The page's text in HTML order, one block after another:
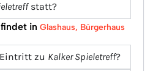
statt?
in Glashaus, Bürgerhaus
zu Kalker Spieletreff?